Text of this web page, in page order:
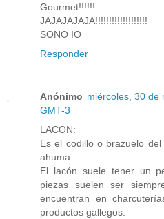
Gourmet!!!!!!
JAJAJAJAJA!!!!!!!!!!!!!!!!!!!
SONO IO
Responder
Anónimo miércoles, 30 de
GMT-3
LACON:
Es el codillo o brazuelo
ahuma.
El lacón suele tener un
piezas suelen ser
encuentran en
productos gallegos.